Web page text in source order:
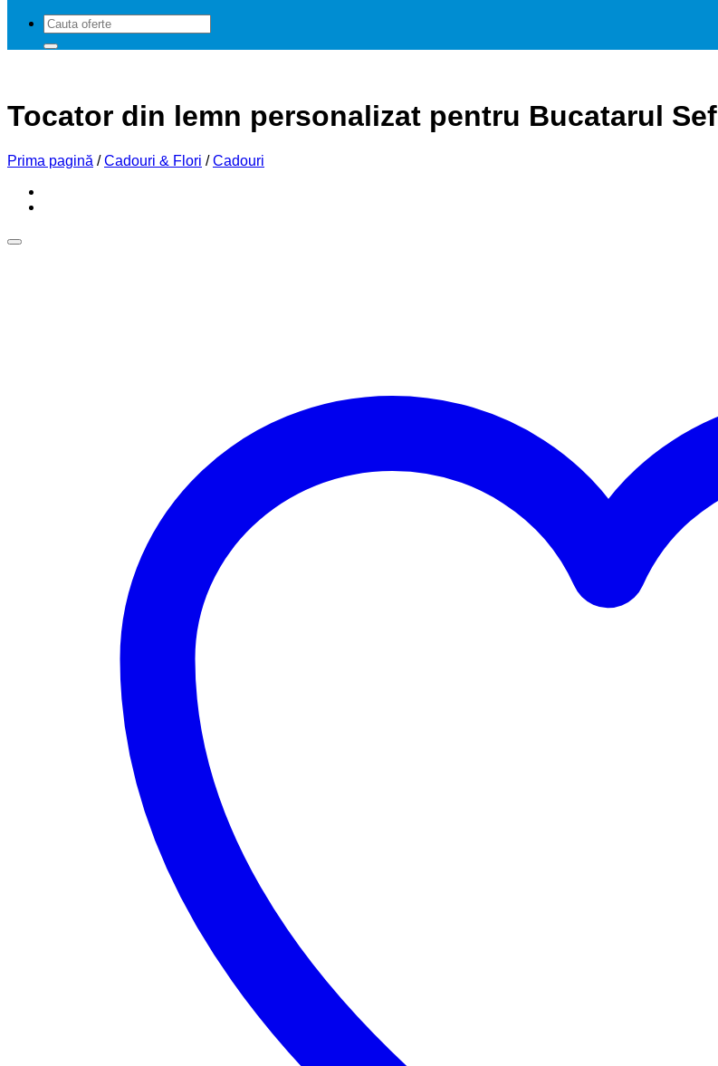
Caută
după:
Tocator din lemn personalizat pentru Bucatarul Sef
Prima pagină / Cadouri & Flori / Cadouri